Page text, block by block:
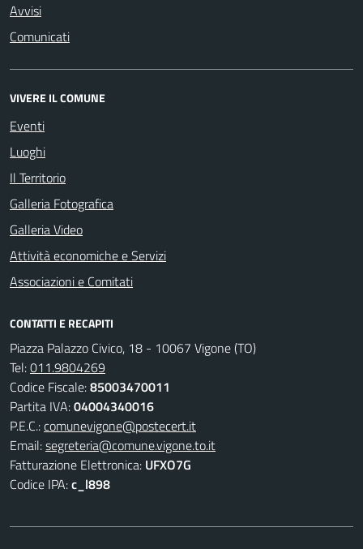
Avvisi
Comunicati
VIVERE IL COMUNE
Eventi
Luoghi
Il Territorio
Galleria Fotografica
Galleria Video
Attività economiche e Servizi
Associazioni e Comitati
CONTATTI E RECAPITI
Piazza Palazzo Civico, 18 - 10067 Vigone (TO)
Tel:011.9804269
Codice Fiscale:85003470011
Partita IVA:04004340016
P.E.C.:comunevigone@postecert.it
Email:segreteria@comune.vigone.to.it
Fatturazione Elettronica: UFXO7G
Codice IPA:c_l898